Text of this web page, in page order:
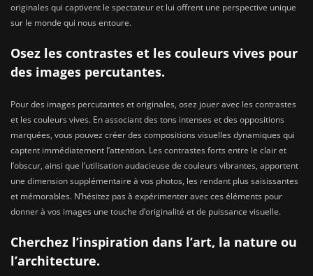
originales qui captivent le spectateur et lui offrent une perspective unique
sur le monde qui nous entoure.
Osez les contrastes et les couleurs vives pour
des images percutantes.
Pour des images percutantes et originales, osez jouer avec les contrastes
et les couleurs vives. En associant des tons intenses et des oppositions
marquées, vous pouvez créer des compositions visuelles dynamiques qui
captent immédiatement l’attention. Les contrastes forts entre le clair et
l’obscur, ainsi que l’utilisation audacieuse de couleurs vibrantes, apportent
une dimension supplémentaire à vos photos, les rendant plus saisissantes
et mémorables. N’hésitez pas à expérimenter avec ces éléments pour
donner à vos images une touche d’originalité et de puissance visuelle.
Cherchez l’inspiration dans l’art, la nature ou
l’architecture.